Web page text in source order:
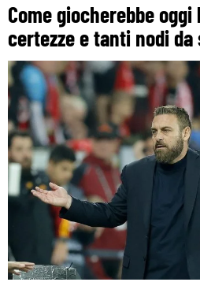
Come giocherebbe
certezze e tanti nodi